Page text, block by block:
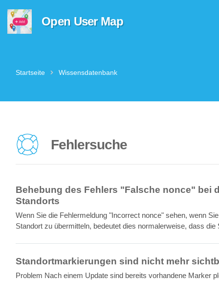
Open User Map
Startseite Wissensdatenbank
Fehlersuche
Behebung des Fehlers "Falsche nonce" bei
Standorts
Wenn Sie die Fehlermeldung "Incorrect nonce" sehen, wenn
Standort zu übermitteln, bedeutet dies normalerweise, dass die
Standortmarkierungen sind nicht mehr
Problem Nach einem Update sind bereits vorhandene Marker